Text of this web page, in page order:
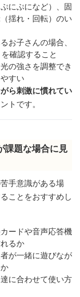
にぷになど）、固
揺れ・回転）のい
お子さんの場合、
確認すること
の強さを調整でき
すい
がら刺激に慣れてい
トです。
課題な場合に見
手意識がある場
ことをおすすめし
ードや音声応答機
るか
が一緒に遊びなが
に合わせて使い方